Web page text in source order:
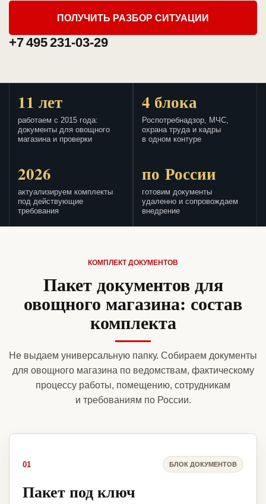
ПОЛУЧИТЬ РАЗБОР СИТУАЦИИ
+7 495 231-03-29
11 лет
работаем с 2015 года:
документы для овощного
магазина и проверки
4 блока
Роспотребнадзор, МЧС,
охрана труда и кадры
в одном контуре
2026
актуализируем комплекты
под действующие
требования
по России
готовим документы
удаленно и сопровождаем
внедрение
КОМПЛЕКТ ДОКУМЕНТОВ
Пакет документов для
овощного магазина: состав
комплекта
Не выдаем универсальную папку. Собираем документы
для овощного магазина по ведомствам, фактическому
процессу работы, помещению, сотрудникам
и требованиям по России.
01 БЛОК ДОКУМЕНТОВ
Пакет под ключ